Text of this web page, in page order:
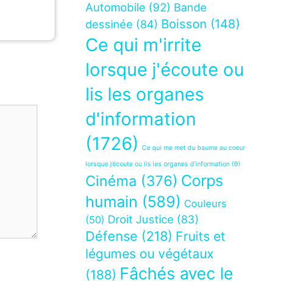
Automobile (92) Bande
dessinée (84) Boisson (148)
Ce qui m'irrite
lorsque j'écoute ou
lis les organes
d'information
(1726)
Ce qui me met du baume au coeur
lorsque j’écoute ou lis les organes d’information (9)
Cinéma (376) Corps
humain (589) Couleurs
(50) Droit Justice (83)
Défense (218) Fruits et
légumes ou végétaux
(188) Fâchés avec le